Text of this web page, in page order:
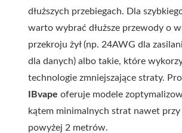
dłuższych przebiegach. Dla
warto wybrać dłuższe przewody o
przekroju żył (np. 24AWG dla
dla danych) albo takie, które
technologie zmniejszające straty.
IBvape oferuje modele
kątem minimalnych strat nawet przy
powyżej 2 metrów.